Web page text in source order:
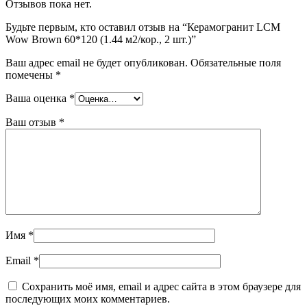
Отзывов пока нет.
Будьте первым, кто оставил отзыв на “Керамогранит LCM
Wow Brown 60*120 (1.44 м2/кор., 2 шт.)”
Ваш адрес email не будет опубликован. Обязательные поля
помечены *
Ваша оценка *
Ваш отзыв *
Имя *
Email *
Сохранить моё имя, email и адрес сайта в этом браузере для
последующих моих комментариев.